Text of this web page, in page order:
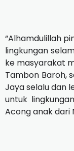
“Alhamdulillah
lingkungan
ke masyarakat
Tambon Baroh,
Jaya selalu dan
untuk
Acong anak dari